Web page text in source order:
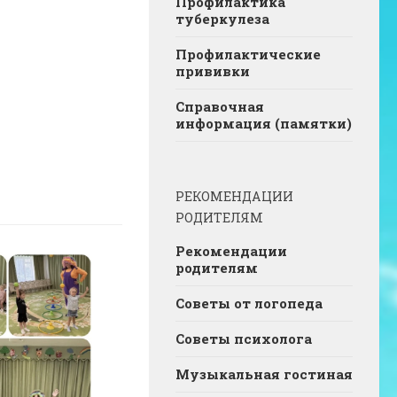
туберкулеза
Профилактические
прививки
Справочная
информация (памятки)
РЕКОМЕНДАЦИИ
РОДИТЕЛЯМ
Рекомендации
родителям
Советы от логопеда
Советы психолога
Музыкальная гостиная